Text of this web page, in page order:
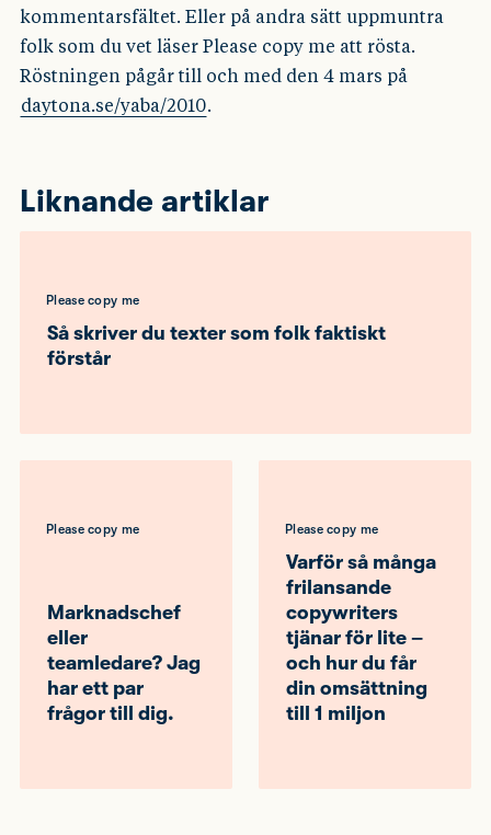
kommentarsfältet. Eller på andra sätt uppmuntra
folk som du vet läser Please copy me att rösta.
Röstningen pågår till och med den 4 mars på
daytona.se/yaba/2010.
Liknande artiklar
Please copy me
Så skriver du texter som folk faktiskt
förstår
Please copy me
Marknadschef
eller
teamledare? Jag
har ett par
frågor till dig.
Please copy me
Varför så många
frilansande
copywriters
tjänar för lite –
och hur du får
din omsättning
till 1 miljon